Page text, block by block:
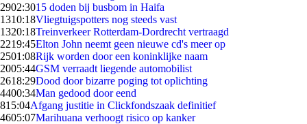
2902:3015 doden bij busbom in Haifa
1310:18Vliegtuigspotters nog steeds vast
1320:18Treinverkeer Rotterdam-Dordrecht vertraagd
2219:45Elton John neemt geen nieuwe cd's meer op
2501:08Rijk worden door een koninklijke naam
2005:44GSM verraadt liegende automobilist
2618:29Dood door bizarre poging tot oplichting
4400:34Man gedood door eend
815:04Afgang justitie in Clickfondszaak definitief
4605:07Marihuana verhoogt risico op kanker